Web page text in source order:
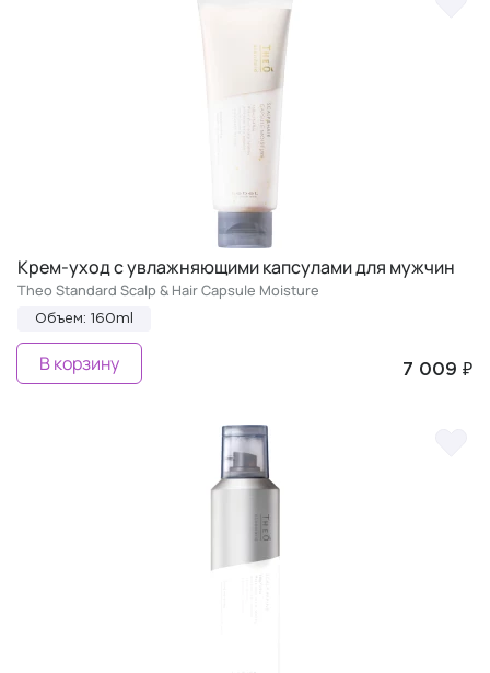
Крем-уход с увлажняющими капсулами для мужчин
Theo Standard Scalp & Hair Capsule Moisture
Объем: 160ml
7 009 ₽
В корзину